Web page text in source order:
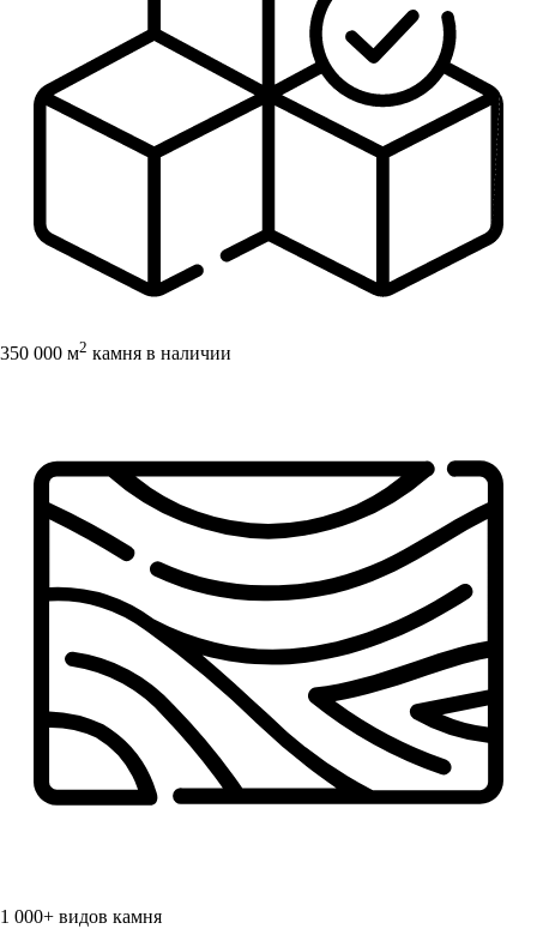
350 000 м2 камня в наличии
1 000+ видов камня